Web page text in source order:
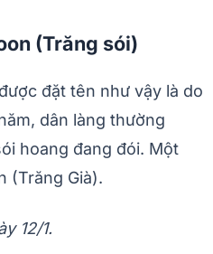
(Trăng sói)
đặt tên như vậy là do
dân làng thường
hoang đang đói. Một
(Trăng Già).
12/1.